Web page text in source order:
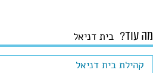
מה עוד? בית דניאל
קהילת בית דניאל